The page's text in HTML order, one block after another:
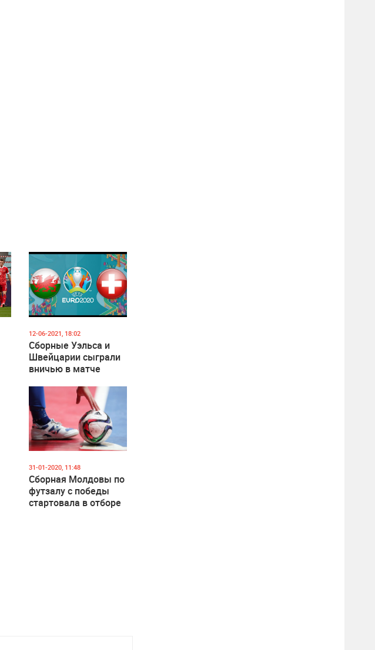
12-06-2021, 18:02
Сборные Уэльса и
Швейцарии сыграли
вничью в матче
по футболу
31-01-2020, 11:48
Сборная Молдовы по
футзалу с победы
стартовала в отборе